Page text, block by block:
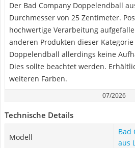
Der Bad Company Doppelendball
Durchmesser von 25 Zentimeter.
hochwertige Verarbeitung
anderen Produkten dieser
Doppelendball allerdings keine
Dies sollte beachtet werden.
weiteren Farben.
07/2026
Technische Details
Modell
Bad
aus